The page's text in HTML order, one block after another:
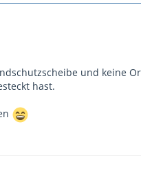
und keine
hast.